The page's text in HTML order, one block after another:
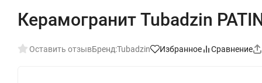
Керамогранит Tubadzin
Оставить отзывБренд:Tubadzin Избранное Сравнение